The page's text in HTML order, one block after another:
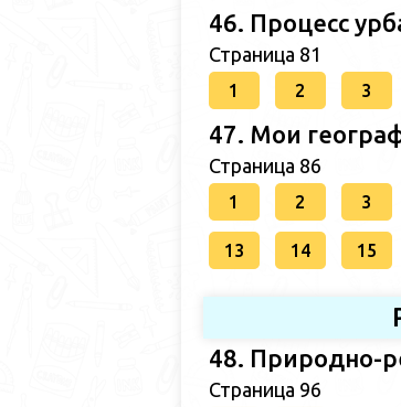
46. Процесс
Страница 81
1 2 3
47. Мои
Страница 86
1 2 3
13 14 15
48. Природно-
Страница 96